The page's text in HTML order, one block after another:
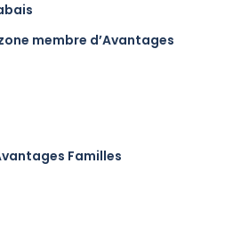
membre d’Avantages
Familles